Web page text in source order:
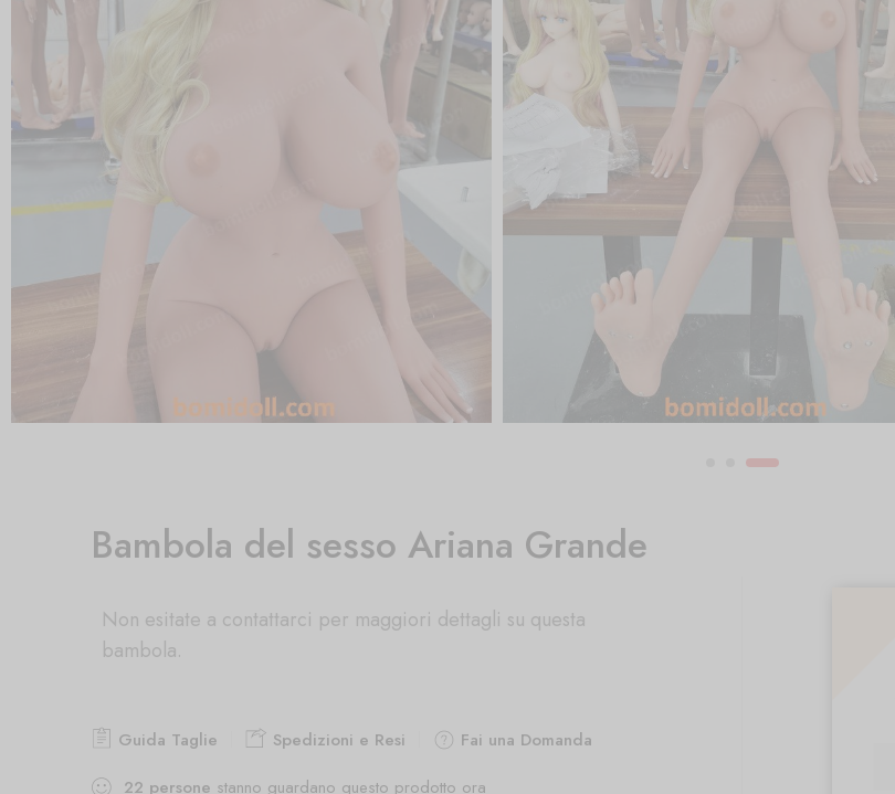
Bambola del sesso Ariana Grande
Non esitate a contattarci per maggiori dettagli su questa
bambola.
Guida Taglie Spedizioni e Resi
Fai una Domanda
22 persone stanno guardano questo prodotto ora